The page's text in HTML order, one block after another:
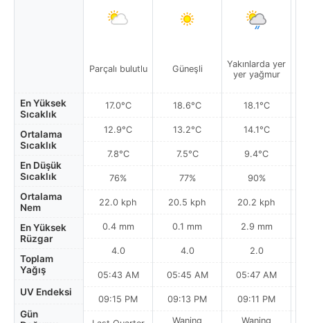
En Yüksek
Sıcaklık
Ortalama
Sıcaklık
En Düşük
Sıcaklık
Ortalama
Nem
En Yüksek
Rüzgar
Toplam
Yağış
UV Endeksi
Gün
Parçalı bulutlu
17.0°C
12.9°C
7.8°C
76%
22.0 kph
0.4 mm
4.0
05:43 AM
09:15 PM
Güneşli
18.6°C
13.2°C
7.5°C
77%
20.5 kph
0.1 mm
4.0
05:45 AM
09:13 PM
Waning
Yakınlarda yer
yer yağmur
18.1°C
14.1°C
9.4°C
90%
20.2 kph
2.9 mm
2.0
05:47 AM
09:11 PM
Waning